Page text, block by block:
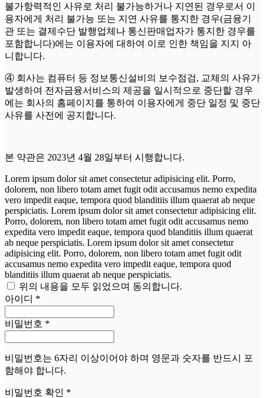
불가항력적인 사유로 처리 불가능하거나 지연된 경우로서 이
용자에게 처리 불가능 또는 지연 사유를 통지한 경우(금융기
관 또는 결제수단 발행업체나 통신판매업자가 통지한 경우를
포함합니다)에는 이용자에 대하여 이로 인한 책임을 지지 아
니합니다.
④ 회사는 컴퓨터 등 정보통신설비의 보수점검, 교체의 사유가
발생하여 전자금융서비스의 제공을 일시적으로 중단할 경우
에는 회사의 홈페이지를 통하여 이용자에게 중단 일정 및 중단
사유를 사전에 공지합니다.
본 약관은 2023년 4월 28일부터 시행합니다.
Lorem ipsum dolor sit amet consectetur adipisicing elit. Porro,
dolorem, non libero totam amet fugit odit accusamus nemo expedita
vero impedit eaque, tempora quod blanditiis illum quaerat ab neque
perspiciatis. Lorem ipsum dolor sit amet consectetur adipisicing elit.
Porro, dolorem, non libero totam amet fugit odit accusamus nemo
expedita vero impedit eaque, tempora quod blanditiis illum quaerat
ab neque perspiciatis. Lorem ipsum dolor sit amet consectetur
adipisicing elit. Porro, dolorem, non libero totam amet fugit odit
accusamus nemo expedita vero impedit eaque, tempora quod
blanditiis illum quaerat ab neque perspiciatis.
위의 내용을 모두 읽었으며 동의합니다.
아이디 *
비밀번호 *
비밀번호는 6자리 이상이어야 하며 영문과 숫자를 반드시 포
함해야 합니다.
비밀번호 확인 *